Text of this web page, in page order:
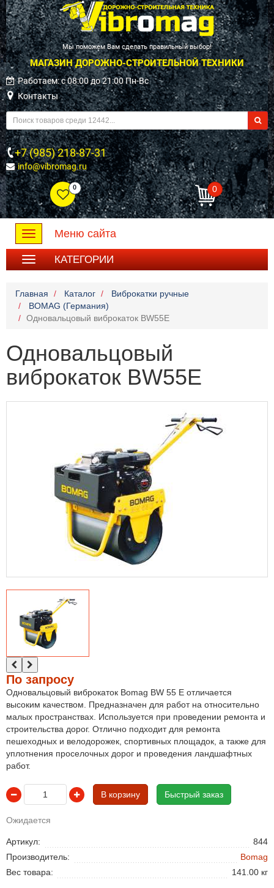
Мы поможем Вам сделать правильный выбор!
МАГАЗИН ДОРОЖНО-СТРОИТЕЛЬНОЙ ТЕХНИКИ
Работаем: c 08:00 до 21:00 Пн-Вс
Контакты
+7 (985) 218-87-31
info@vibromag.ru
0 0
Toggle
navigation
Меню сайта
КАТЕГОРИИ
Главная Каталог
Виброкатки ручные
BOMAG (Германия)
Одновальцовый виброкаток BW55E
Одновальцовый
виброкаток BW55E
По запросу
Одновальцовый виброкаток Bomag BW 55 E отличается
высоким качеством. Предназначен для работ на относительно
малых пространствах. Используется при проведении ремонта и
строительства дорог. Отлично подходит для ремонта
пешеходных и велодорожек, спортивных площадок, а также для
уплотнения проселочных дорог и проведения ландшафтных
работ.
В корзину Быстрый заказ
Ожидается
Артикул:
844
Производитель:
Bomag
Вес товара:
141.00 кг